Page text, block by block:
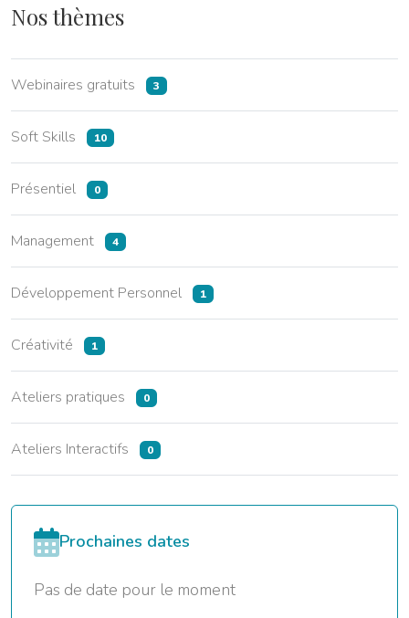
Nos thèmes
Webinaires gratuits 3
Soft Skills 10
Présentiel 0
Management 4
Développement Personnel 1
Créativité 1
Ateliers pratiques 0
Ateliers Interactifs 0
Prochaines dates
Pas de date pour le moment